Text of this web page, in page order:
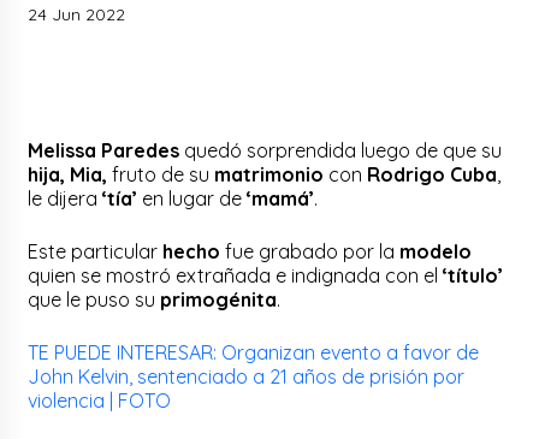
24 Jun 2022
Melissa Paredes quedó sorprendida luego de que su
hija, Mia,fruto de su matrimonio con Rodrigo Cuba
le dijera‘tía’ en lugar de‘mamá’.
Este particular hechofue grabado por la modelo
quien se mostró extrañada e indignada con el‘título’
que le puso su primogénita.
TE PUEDE INTERESAR: Organizan evento a favor de
John Kelvin, sentenciado a 21 años de prisión por
violencia | FOTO